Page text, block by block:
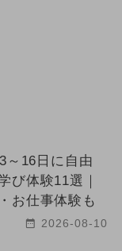
～16日に自由
び体験11選｜
お仕事体験も
2026-08-10